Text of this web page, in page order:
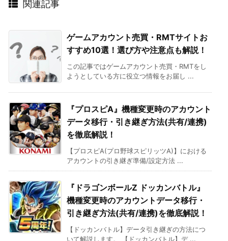
関連記事
ゲームアカウント売買・RMTサイトお
すすめ10選！選び方や注意点も解説！
この記事ではゲームアカウント売買・RMTをし
ようとしている方に役立つ情報をお届し ...
『プロスピA』機種変更時のアカウント
データ移行・引き継ぎ方法(共有/連携)
を徹底解説！
【プロスピA(プロ野球スピリッツA)】における
アカウントの引き継ぎ準備/設定方法 ...
『ドラゴンボールZ ドッカンバトル』
機種変更時のアカウントデータ移行・
引き継ぎ方法(共有/連携)を徹底解説！
【ドッカンバトル】データ引き継ぎの方法につ
いて解説します。 【ドッカンバトル】デ ...